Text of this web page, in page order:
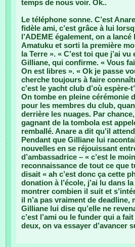
temps de nous voir. Ok..
Le téléphone sonne. C’est
fidèle ami, c’est grâce à lui
l’ADEME également, on a
Amatuku et sorti la première
la Terre ». « C’est toi que j’ai
Gilliane, qui confirme. « Vous
On est libres ». « Ok je passe
cherche toujours à faire
c’est le yacht club d’où
On tombe en pleine cérémonie
pour les membres du club,
derrière les nuages. Par
gagnant de la tombola est
remballé. Anare a dit qu’il
Pendant que Gilliane lui
nouvelles en se réjouissant
d’ambassadrice – « c’est le
reconnaissance de tout ce que
disait « ah c’est donc ça cette
donation à l’école, j’ai lu dans
montrer combien il suit et
il n’a pas vraiment de deadline,
Gilliane lui dise qu’elle ne
c’est l’ami ou le funder qui a
deux, on va essayer d’avancer